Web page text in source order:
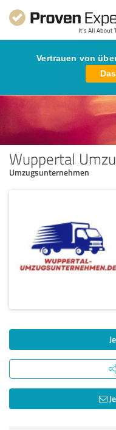
Vertrauen von
Wuppertal
Umzugsunternehmen